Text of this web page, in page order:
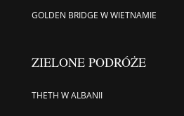
GOLDEN BRIDGE W WIETNAMIE
ZIELONE PODRÓŻE
THETH W ALBANII